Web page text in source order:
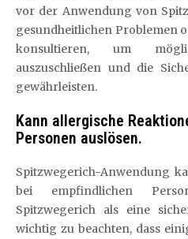
vor der Anwendung von
gesundheitlichen Problemen
konsultieren, um
auszuschließen und die
gewährleisten.
Kann allergische
Personen auslösen.
Spitzwegerich-Anwendung
bei empfindlichen
Spitzwegerich als eine
wichtig zu beachten, dass